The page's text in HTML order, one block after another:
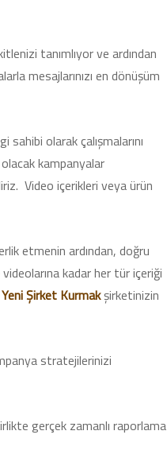
tanımlıyor ve ardından
mesajlarınızı en dönüşüm
olarak çalışmalarını
kampanyalar
Video içerikleri veya ürün
etmenin ardından, doğru
videolarına kadar her tür içeriği
Yeni Şirket Kurmakşirketinizin
stratejilerinizi
gerçek zamanlı raporlama